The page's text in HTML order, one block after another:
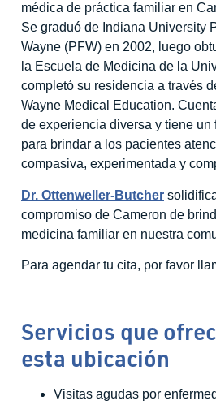
médica de práctica familiar en
Se graduó de Indiana University
Wayne (PFW) en 2002, luego
la Escuela de Medicina de la
completó su residencia a través
Wayne Medical Education.
de experiencia diversa y tiene un
para brindar a los pacientes
compasiva, experimentada y
Dr. Ottenweller-Butcher
compromiso de Cameron de
medicina familiar en nuestra
Para agendar tu cita, por favor
Servicios que
esta ubicación
Visitas agudas por